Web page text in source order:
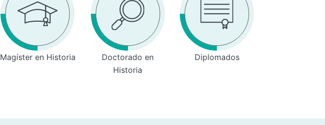
Magíster en Historia
Doctorado en
Historia
Diplomados